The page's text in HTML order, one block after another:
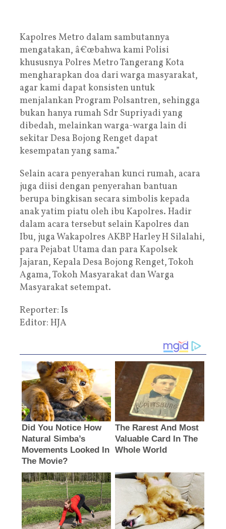
Kapolres Metro dalam sambutannya
mengatakan, â€œbahwa kami Polisi
khususnya Polres Metro Tangerang Kota
mengharapkan doa dari warga masyarakat,
agar kami dapat konsisten untuk
menjalankan Program Polsantren, sehingga
bukan hanya rumah Sdr Supriyadi yang
dibedah, melainkan warga-warga lain di
sekitar Desa Bojong Renget dapat
kesempatan yang sama.”
Selain acara penyerahan kunci rumah, acara
juga diisi dengan penyerahan bantuan
berupa bingkisan secara simbolis kepada
anak yatim piatu oleh ibu Kapolres. Hadir
dalam acara tersebut selain Kapolres dan
Ibu, juga Wakapolres AKBP Harley H Silalahi,
para Pejabat Utama dan para Kapolsek
Jajaran, Kepala Desa Bojong Renget, Tokoh
Agama, Tokoh Masyarakat dan Warga
Masyarakat setempat.
Reporter: Is
Editor: HJA